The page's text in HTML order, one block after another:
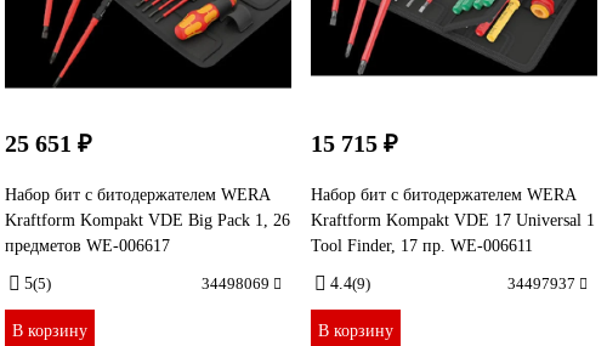
25 651 ₽
Набор бит с битодержателем WERA
Kraftform Kompakt VDE Big Pack 1, 26
предметов WE-006617
5(5) 34498069
В корзину
15 715 ₽
Набор бит с битодержателем WERA
Kraftform Kompakt VDE 17 Universal 1
Tool Finder, 17 пр. WE-006611
4.4(9) 34497937
В корзину